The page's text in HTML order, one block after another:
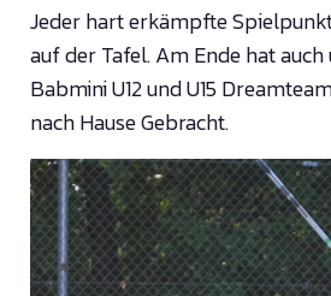
Jeder hart erkämpfte
auf der Tafel. Am Ende hat
Babmini U12 und U15
nach Hause Gebracht.